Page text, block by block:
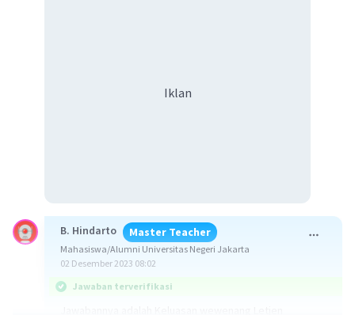
Iklan
B. Hindarto Master Teacher
Mahasiswa/Alumni Universitas Negeri Jakarta
02 Desember 2023 08:02
Jawaban terverifikasi